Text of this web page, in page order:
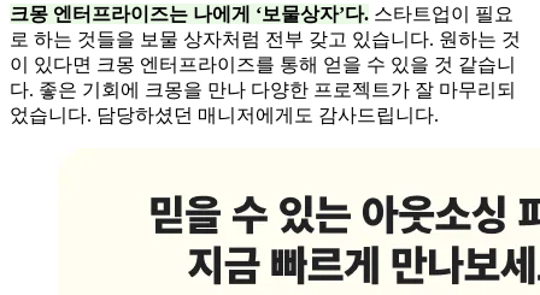
크몽 엔터프라이즈는 나에게 ‘보물상자’다. 스타트업이 필요
로 하는 것들을 보물 상자처럼 전부 갖고 있습니다. 원하는 것
이 있다면 크몽 엔터프라이즈를 통해 얻을 수 있을 것 같습니
다. 좋은 기회에 크몽을 만나 다양한 프로젝트가 잘 마무리되
었습니다. 담당하셨던 매니저에게도 감사드립니다.